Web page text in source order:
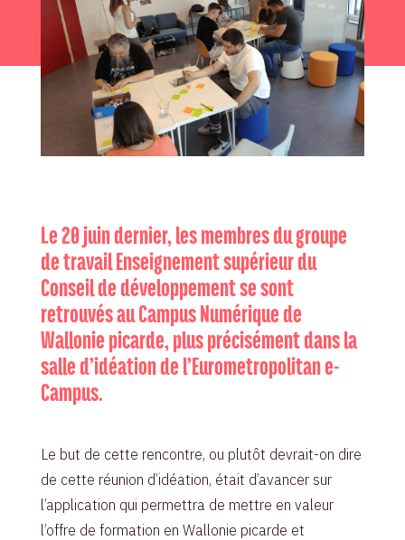
Le 20 juin dernier, les membres du groupe
de travail Enseignement supérieur du
Conseil de développement se sont
retrouvés au Campus Numérique de
Wallonie picarde, plus précisément dans la
salle d’idéation de l’Eurometropolitan e-
Campus.
Le but de cette rencontre, ou plutôt devrait-on dire
de cette réunion d’idéation, était d’avancer sur
l’application qui permettra de mettre en valeur
l’offre de formation en Wallonie picarde et